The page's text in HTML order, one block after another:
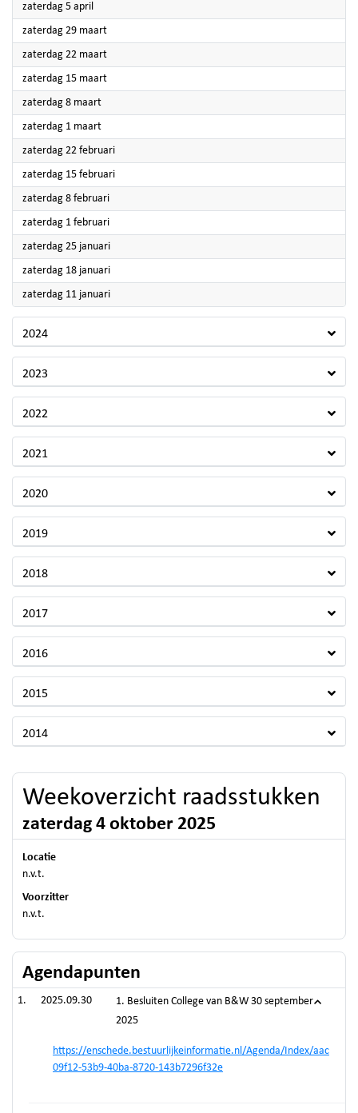
zaterdag 5 april
zaterdag 29 maart2025
zaterdag 22 maart2025
zaterdag 15 maart2025
zaterdag 8 maart2025
zaterdag 1 maart2025
zaterdag 22 februari2025
zaterdag 15 februari2025
zaterdag 8 februari2025
zaterdag 1 februari2025
zaterdag 25 januari2025
zaterdag 18 januari2025
zaterdag 11 januari2025
2024
2023
2022
2021
2020
2019
2018
2017
2016
2015
2014
Weekoverzicht raadsstukken
zaterdag 4 oktober 2025
Locatie
n.v.t.
Voorzitter
n.v.t.
Agendapunten
2025.09.30
1. Besluiten College van B&W 30 september
2025
https://enschede.bestuurlijkeinformatie.nl/Agenda/Index/aac
09f12-53b9-40ba-8720-143b7296f32e